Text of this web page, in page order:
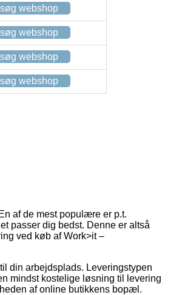
webshop
webshop
webshop
webshop
af de mest populære er p.t.
passer dig bedst. Denne er altså
ved køb af Work>it –
din arbejdsplads. Leveringstypen
mindst kostelige løsning til levering
af online butikkens bopæl.